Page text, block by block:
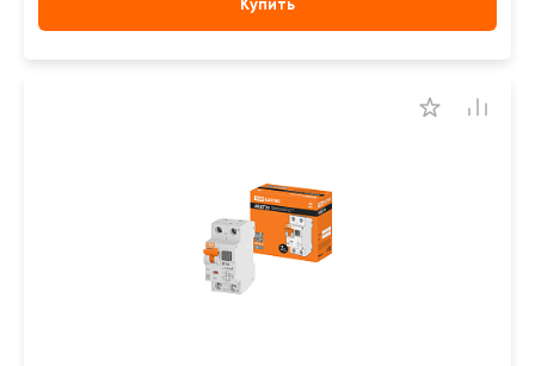
Купить